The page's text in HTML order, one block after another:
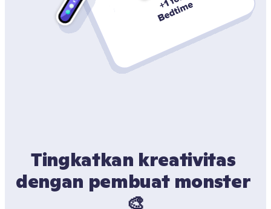
Tingkatkan kreativitas
dengan pembuat monster
🎨